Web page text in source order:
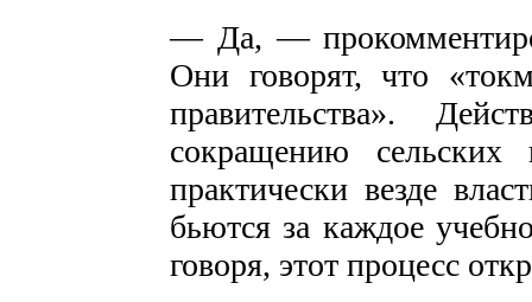
— Да, —
Они говорят, что
правительства».
сокращению
практически везде
бьются за каждое
говоря, этот процесс